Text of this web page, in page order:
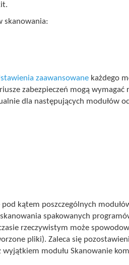
skanowania:
zaawansowane każdego
zabezpieczeń mogą wymagać
dla następujących modułów
kątem poszczególnych
spakowanych
rzeczywistym może
pliki). Zaleca się
modułu Skanowanie